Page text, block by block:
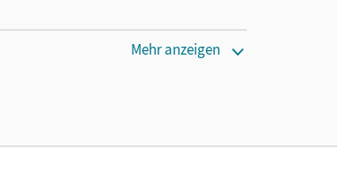
Mehr anzeigen